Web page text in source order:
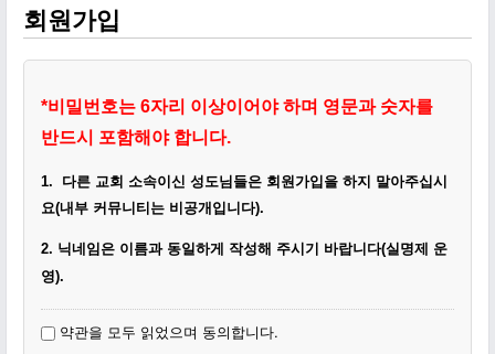
회원가입
*비밀번호는 6자리 이상이어야 하며 영문과 숫자를
반드시 포함해야 합니다.
1. 다른 교회 소속이신 성도님들은 회원가입을 하지 말아주십시
요(내부 커뮤니티는 비공개입니다).
2. 닉네임은 이름과 동일하게 작성해 주시기 바랍니다(실명제 운
영).
명, 이모티콘 등을 달아주세요.
약관을 모두 읽었으며 동의합니다.